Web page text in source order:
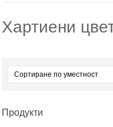
Хартиени
Продукти